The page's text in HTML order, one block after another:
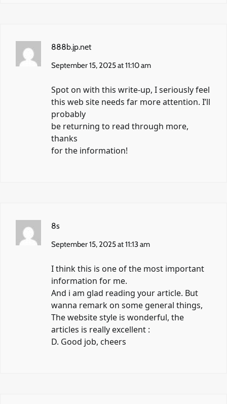
888b.jp.net
September 15, 2025 at 11:10 am
Spot on with this write-up, I seriously feel
this web site needs far more attention. I’ll
probably
be returning to read through more,
thanks
for the information!
8s
September 15, 2025 at 11:13 am
I think this is one of the most important
information for me.
And i am glad reading your article. But
wanna remark on some general things,
The website style is wonderful, the
articles is really excellent :
D. Good job, cheers